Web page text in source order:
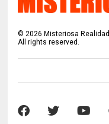
©2026 Misteriosa Realidad
All rights reserved.